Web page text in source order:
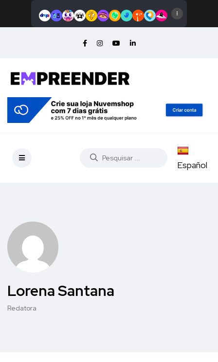
Español
Lorena Santana
Redatora